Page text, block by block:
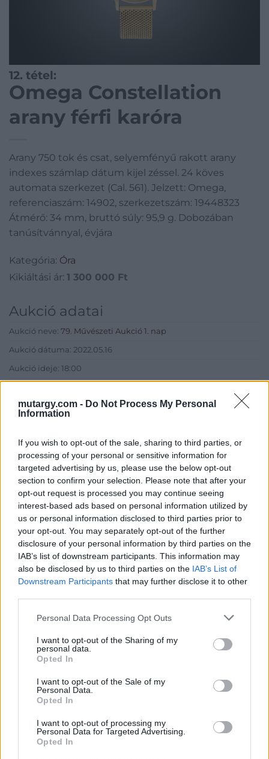
mutargy.com - Do Not Process My Personal
Information
If you wish to opt-out of the sale, sharing to third parties, or
processing of your personal or sensitive information for
targeted advertising by us, please use the below opt-out
section to confirm your selection. Please note that after your
opt-out request is processed you may continue seeing
interest-based ads based on personal information utilized by
us or personal information disclosed to third parties prior to
your opt-out. You may separately opt-out of the further
disclosure of your personal information by third parties on the
IAB’s list of downstream participants. This information may
also be disclosed by us to third parties on the IAB’s List of
Downstream Participants that may further disclose it to other
Personal Data Processing Opt Outs
I want to opt-out of the Sharing of my
personal data.
Opted In
I want to opt-out of the Sale of my
Personal Data.
Opted In
I want to opt-out of processing my
Personal Data for Targeted Advertising.
Opted In
12. tétel:
Omega Constellation
arany férfi karóra
Arany 750 tok és csat, selyemfényű rakott arany
indexes számlap dátum kijel zéssel. 24 köves
automata szerkezet (Cal. 561). Jelzett: Omega,
referenciaszám: 14902, szerkezetszám: 19448323
Átmérő: 34 mm, bruttó súly: 95,9 g. Dobozában
tanúsítvánnyal, évjára
Kategória: Óra
Kikiáltási ár: 1 300 000 Ft
Aukció adatai
Aukció neve: 79. Művészeti Aukció 1. nap
Aukció dátuma: 2022.05.16
Aukció ideje: 18:00
Tételszám: 12
Eladó adatai
BÁV ART Aukciósház és
Galéria
Cím: BÁV ZRt.
1027 Budapest, Csalogány u.
23-33.
Telefon: (06 1) 331 0513
Weboldal: http://bav-art.hu
Bemutatkozás: Az ország legnagyobb múltú, 240 esztendeje
jogfolytonosan működő magyar vállalkozásaként a BÁV ZRt.
óriási tapasztalatával, szakmai tekintélyével és
műkereskedelem meghatározó szereplője. A 2007-ben
műkereskedelem egyik legfontosabb színterévé, kereskedelmi
és árverési központtá vált. . Hazánk legnagyobb
felkészült munkatársai a hét hat napján állnak a műtárgyat
eladni, vagy venni kívánók rendelkezésére.
GALÉRIA TOVÁBBI MŰTÁRGYAI